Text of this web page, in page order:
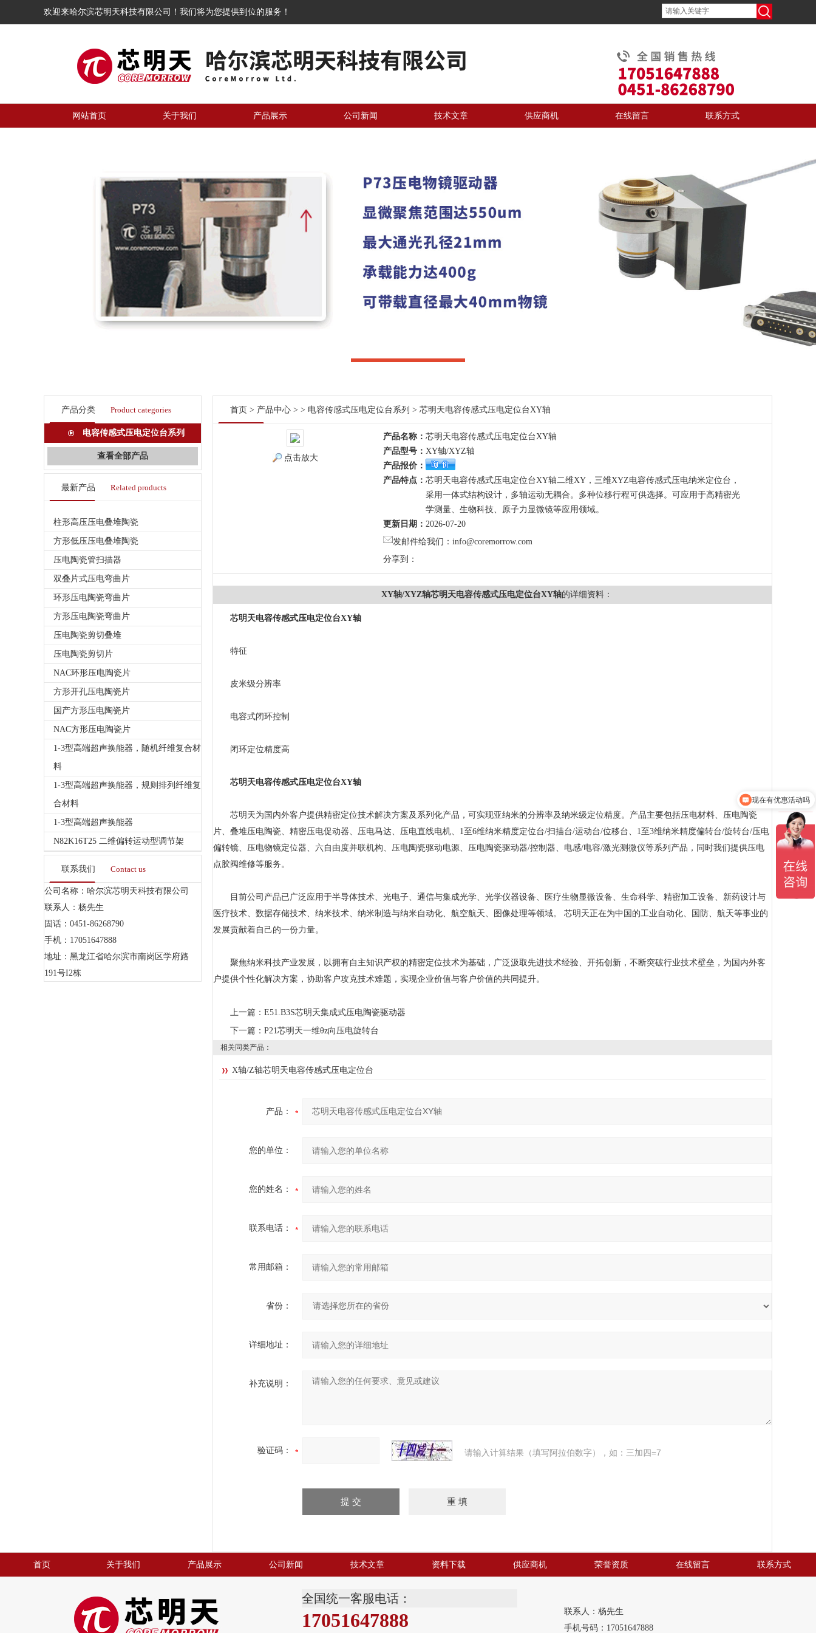
欢迎来哈尔滨芯明天科技有限公司！我们将为您提供到位的服务！
网站首页 关于我们 产品展示 公司新闻 技术文章 供应商机 在线留言 联系方式
产品分类 Product categories
电容传感式压电定位台系列
查看全部产品
最新产品 Related products
柱形高压压电叠堆陶瓷
方形低压压电叠堆陶瓷
压电陶瓷管扫描器
双叠片式压电弯曲片
环形压电陶瓷弯曲片
方形压电陶瓷弯曲片
压电陶瓷剪切叠堆
压电陶瓷剪切片
NAC环形压电陶瓷片
方形开孔压电陶瓷片
国产方形压电陶瓷片
NAC方形压电陶瓷片
1-3型高端超声换能器，随机纤维复合材
料
1-3型高端超声换能器，规则排列纤维复
合材料
1-3型高端超声换能器
N82K16T25 二维偏转运动型调节架
联系我们 Contact us
公司名称：哈尔滨芯明天科技有限公司
联系人：杨先生
固话：0451-86268790
手机：17051647888
地址：黑龙江省哈尔滨市南岗区学府路
191号I2栋
首页 > 产品中心 > > 电容传感式压电定位台系列 > 芯明天电容传感式压电定位台XY轴
点击放大
产品名称： 芯明天电容传感式压电定位台XY轴
产品型号： XY轴/XYZ轴
产品报价：
产品特点： 芯明天电容传感式压电定位台XY轴二维XY，三维XYZ电容传感式压电纳米定位台，
采用一体式结构设计，多轴运动无耦合。多种位移行程可供选择。可应用于高精密光
学测量、生物科技、原子力显微镜等应用领域。
更新日期： 2026-07-20
发邮件给我们：info@coremorrow.com
分享到：
XY轴/XYZ轴芯明天电容传感式压电定位台XY轴的详细资料：
芯明天电容传感式压电定位台XY轴
特征
皮米级分辨率
电容式闭环控制
闭环定位精度高
芯明天电容传感式压电定位台XY轴
芯明天为国内外客户提供精密定位技术解决方案及系列化产品，可实现亚纳米的分辨率及纳米级定位精度。产品主要包括压电材料、压电陶瓷
片、叠堆压电陶瓷、精密压电促动器、压电马达、压电直线电机、1至6维纳米精度定位台/扫描台/运动台/位移台、1至3维纳米精度偏转台/旋转台/压电
偏转镜、压电物镜定位器、六自由度并联机构、压电陶瓷驱动电源、压电陶瓷驱动器/控制器、电感/电容/激光测微仪等系列产品，同时我们提供压电
点胶阀维修等服务。
目前公司产品已广泛应用于半导体技术、光电子、通信与集成光学、光学仪器设备、医疗生物显微设备、生命科学、精密加工设备、新药设计与
医疗技术、数据存储技术、纳米技术、纳米制造与纳米自动化、航空航天、图像处理等领域。 芯明天正在为中国的工业自动化、国防、航天等事业的
发展贡献着自己的一份力量。
聚焦纳米科技产业发展，以拥有自主知识产权的精密定位技术为基础，广泛汲取先进技术经验、开拓创新，不断突破行业技术壁垒，为国内外客
户提供个性化解决方案，协助客户攻克技术难题，实现企业价值与客户价值的共同提升。
上一篇： E51.B3S芯明天集成式压电陶瓷驱动器
下一篇： P21芯明天一维θz向压电旋转台
相关同类产品：
X轴/Z轴芯明天电容传感式压电定位台
产品：
您的单位：
您的姓名：
联系电话：
常用邮箱：
省份：
详细地址：
补充说明：
验证码： 请输入计算结果（填写阿拉伯数字），如：三加四=7
首页 关于我们 产品展示 公司新闻 技术文章 资料下载 供应商机 荣誉资质 在线留言 联系方式
全国统一客服电话：
17051647888
联系人：杨先生
手机号码：17051647888
现在有优惠活动吗